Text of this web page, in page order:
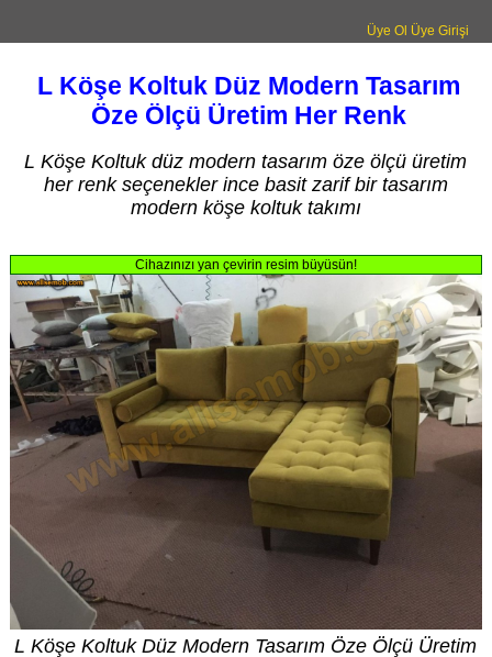
Üye Ol Üye Girişi
L Köşe Koltuk Düz Modern Tasarım
Öze Ölçü Üretim Her Renk
L Köşe Koltuk düz modern tasarım öze ölçü üretim
her renk seçenekler ince basit zarif bir tasarım
modern köşe koltuk takımı
Cihazınızı yan çevirin resim büyüsün!
L Köşe Koltuk Düz Modern Tasarım Öze Ölçü Üretim